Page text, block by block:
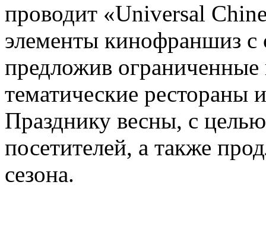
проводит «Universal
элементы кинофраншиз
предложив ограниченные
тематические
Празднику весны, с
посетителей, а также
сезона.